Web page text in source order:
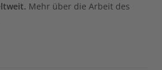
Mehr über die Arbeit des